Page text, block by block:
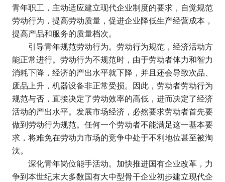
青年职工，主动适应建立现代企业制度的要求，自觉规范
劳动行为，提高劳动质量，促进企业降低生产经营成本，
提高产品和服务的质量档次。
引导青年规范劳动行为。劳动行为规范，经济活动方
能正常进行。劳动行为不规范时，由于劳动者体力和智力
消耗下降，经济的产出水平就下降，并且还会导致次品、
废品上升，机器设备非正常受损。因此，劳动者劳动行为
规范与否，直接决定了劳动效率的高低，进而决定了经济
活动的产出水平。发展市场经济，必然要求劳动者首先要
做到劳动行为规范。任何一个劳动者不能满足这一基本要
求，将难免在劳动力市场的竞争中处于不利地位甚至被淘
汰。
深化青年岗位能手活动。加快推进国有企业改革，力
争到本世纪末大多数国有大中型骨干企业初步建立现代企